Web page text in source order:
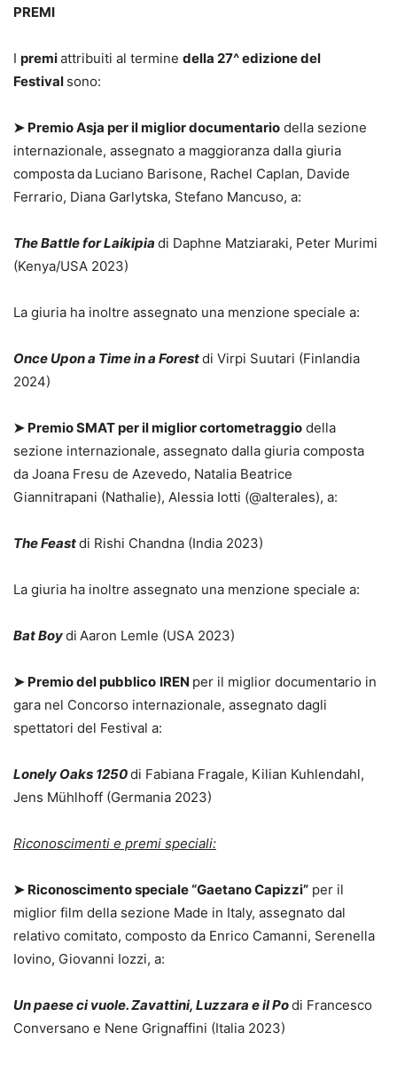
PREMI
I premiattribuiti al termine della 27^ edizione del
Festival sono:
➤ Premio Asja per il miglior documentario della sezione
internazionale, assegnato a maggioranza dalla giuria
compostada Luciano Barisone, Rachel Caplan, Davide
Ferrario, Diana Garlytska, Stefano Mancuso, a:
The Battle for Laikipia di Daphne Matziaraki, Peter Murimi
(Kenya/USA 2023)
La giuria ha inoltre assegnato una menzione speciale a:
Once Upon a Time in a Forestdi Virpi Suutari (Finlandia
2024)
➤ Premio SMAT per il miglior cortometraggio della
sezione internazionale, assegnato dalla giuria composta
da Joana Fresu de Azevedo, Natalia Beatrice
Giannitrapani (Nathalie), Alessia Iotti (@alterales), a:
The Feastdi Rishi Chandna (India 2023)
La giuria ha inoltre assegnato una menzione speciale a:
Bat Boydi Aaron Lemle (USA 2023)
➤ Premio del pubblico IREN per il miglior documentario in
gara nel Concorso internazionale, assegnato dagli
spettatori del Festival a:
Lonely Oaks 1250di Fabiana Fragale, Kilian Kuhlendahl,
Jens Mühlhoff (Germania 2023)
Riconoscimenti e premi speciali:
➤ Riconoscimento speciale “Gaetano Capizzi” per il
miglior film della sezione Made in Italy, assegnato dal
relativo comitato, composto da Enrico Camanni, Serenella
Iovino, Giovanni Iozzi, a:
Un paese ci vuole. Zavattini, Luzzara e il Podi Francesco
Conversano e Nene Grignaffini (Italia 2023)